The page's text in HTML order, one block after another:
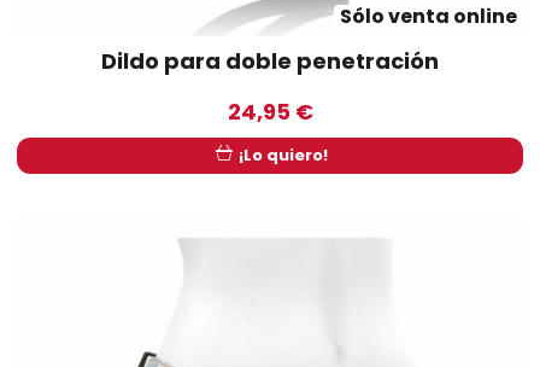
Sólo venta online
Dildo para doble penetración
24,95 €
¡Lo quiero!